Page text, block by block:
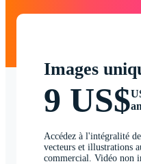
Images
9 US$
Accédez à l'intégralité
vecteurs et illustrations
commercial. Vidéo non